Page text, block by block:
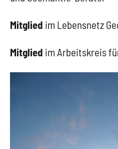
Mitglied im Lebensnetz
Mitglied im Arbeitskreis